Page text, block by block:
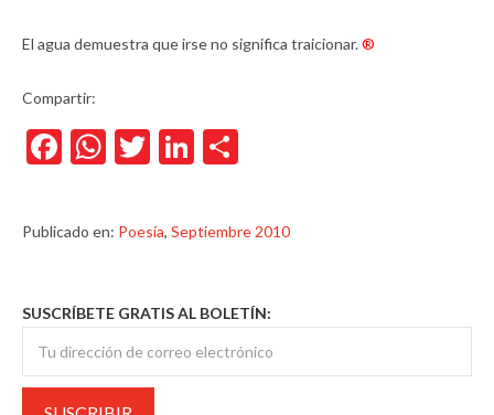
El agua demuestra que irse no significa traicionar.®
Compartir:
Facebook
WhatsApp
TwitterLinkedIn
Publicado en: Poesía, Septiembre 2010
SUSCRÍBETE GRATIS AL BOLETÍN: